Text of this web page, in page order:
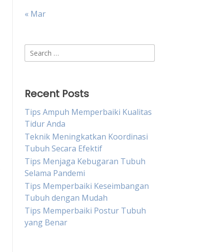
« Mar
Search
for:
Recent Posts
Tips Ampuh Memperbaiki Kualitas
Tidur Anda
Teknik Meningkatkan Koordinasi
Tubuh Secara Efektif
Tips Menjaga Kebugaran Tubuh
Selama Pandemi
Tips Memperbaiki Keseimbangan
Tubuh dengan Mudah
Tips Memperbaiki Postur Tubuh
yang Benar